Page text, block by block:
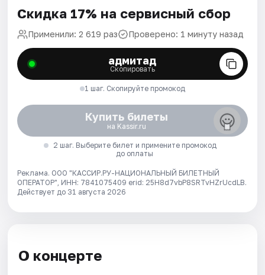
Скидка 17% на сервисный сбор
Применили: 2 619 раз Проверено: 1 минуту назад
адмитад
Скопировать
1 шаг. Скопируйте промокод
Купить билеты
на Kassir.ru
2 шаг. Выберите билет и примените промокод
до оплаты
Реклама. ООО "КАССИР.РУ-НАЦИОНАЛЬНЫЙ БИЛЕТНЫЙ
ОПЕРАТОР", ИНН: 7841075409 erid: 25H8d7vbP8SRTvHZrUcdLB.
Действует до 31 августа 2026
О концерте